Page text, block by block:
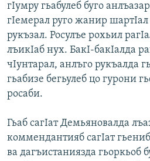
гIумру гьабулеб буго
гIемерал руго жанир шартIал
рукъзал. Росулъе рохьил
лъикIаб нух. БакI-бакIалда
чIунтарал, анлъго рукъалда
гьабизе бегьулеб цо гурони
росаби.
Гьаб сагIат Демьяновалда
коммендантияб сагIат
ва дагъистаниязда гьоркьоб